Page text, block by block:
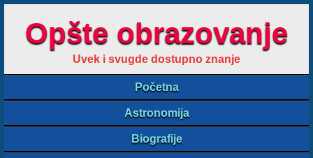
Opšte obrazovanje
Uvek i svugde dostupno znanje
Početna
Astronomija
Biografije